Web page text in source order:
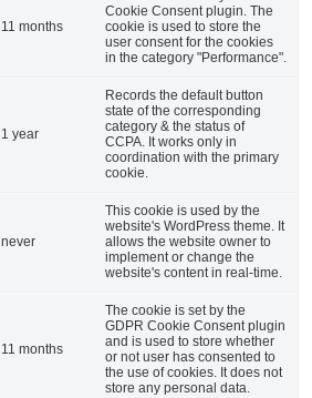
11 months
Cookie Consent plugin. The
cookie is used to store the
user consent for the cookies
in the category "Performance".
1 year
Records the default button
state of the corresponding
category & the status of
CCPA. It works only in
coordination with the primary
cookie.
never
This cookie is used by the
website's WordPress theme. It
allows the website owner to
implement or change the
website's content in real-time.
11 months
The cookie is set by the
GDPR Cookie Consent plugin
and is used to store whether
or not user has consented to
the use of cookies. It does not
store any personal data.